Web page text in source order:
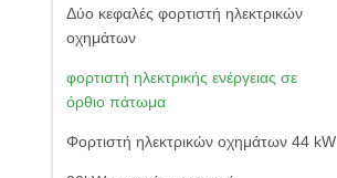
Δύο κεφαλές φορτιστή ηλεκτρικών
οχημάτων
φορτιστή ηλεκτρικής ενέργειας σε
όρθιο πάτωμα
Φορτιστή ηλεκτρικών οχημάτων 44 kW